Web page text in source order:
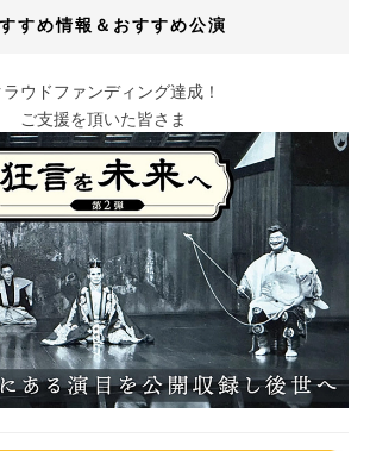
すめ情報＆おすすめ公演
ラウドファンディング達成！
ご支援を頂いた皆さま